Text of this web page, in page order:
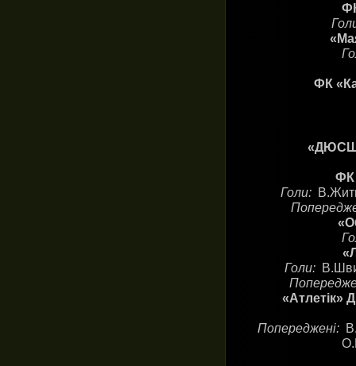
ФК
«ДЮСШ-
ФК
Голи:
Голи:
«Атлетік»
Попереджені: